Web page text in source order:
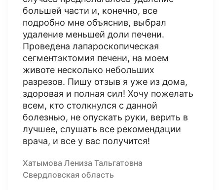
большей части и, конечно, все
подробно мне объяснив, выбрал
удаление меньшей доли печени.
Проведена лапароскопическая
сегментэктомия печени, на моем
животе несколько небольших
разрезов. Пишу отзыв я уже из дома,
здоровая и полная сил! Хочу пожелать
всем, кто столкнулся с данной
болезнью, не опускать руки, верить в
лучшее, слушать все рекомендации
врача, и все у вас получится!
Хатымова Лениза Тальгатовна
Свердловская область